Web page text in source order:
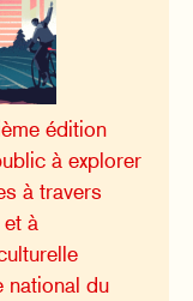
édition
à explorer
à travers
et à
national du